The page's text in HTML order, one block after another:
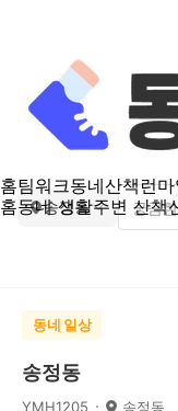
홈팀워크동네산책런
홈동네 생활주변 산책
송정동
동네 일상
송정동
YMH1205 송정동